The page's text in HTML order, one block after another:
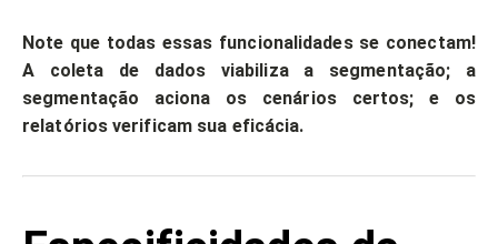
Note que todas essas funcionalidades se conectam!
A coleta de dados viabiliza a segmentação; a
segmentação aciona os cenários certos; e os
relatórios verificam sua eficácia.